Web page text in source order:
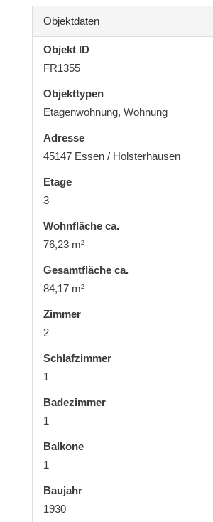
Objektdaten
Objekt ID
FR1355
Objekttypen
Etagenwohnung, Wohnung
Adresse
45147 Essen / Holsterhausen
Etage
3
Wohnfläche ca.
76,23 m²
Gesamtfläche ca.
84,17 m²
Zimmer
2
Schlafzimmer
1
Badezimmer
1
Balkone
1
Baujahr
1930